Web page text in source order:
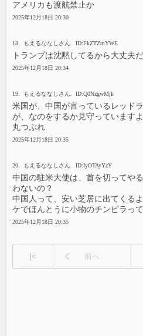
アメリカも渡航禁止か
2025年12月18日 20:30
18. もえるななしさん. ID:FkZTZmYWE
トランプは沈黙してるから大丈夫
2025年12月18日 20:34
19. もえるななしさん. ID:Q0NzgwMjk
米国が、中国が言っているレッド
が、なのをするか見守っています
丸つぶれ
2025年12月18日 20:35
20. もえるななしさん. ID:IyOTAyYzY
中国の駐米大使は、首を切ってや
わないの？
中国人って、安い芝居に出てくる
ケでほんとうに小物のチンピラっ
2025年12月18日 20:35
|< 前へ